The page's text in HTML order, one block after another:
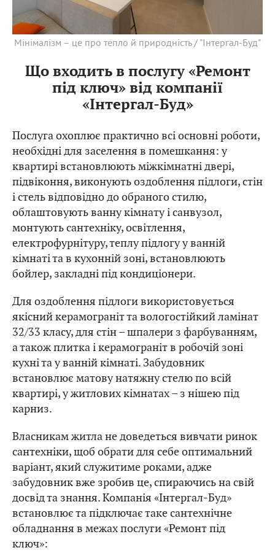
Мінімалізм – це про тепло й природність / "Інтергал-Буд"
Що входить в послугу «Ремонт
під ключ» від компанії
«Інтергал-Буд»
Послуга охоплює практично всі основні роботи,
необхідні для заселення в помешкання: у
квартирі встановлюють міжкімнатні двері,
підвіконня, виконують оздоблення підлоги, стін
і стель відповідно до обраного стилю,
облаштовують ванну кімнату і санвузол,
монтують сантехніку, освітлення,
електрофурнітуру, теплу підлогу у ванній
кімнаті та в кухонній зоні, встановлюють
бойлер, закладні під кондиціонери.
Для оздоблення підлоги використовується
якісний керамограніт та вологостійкий ламінат
32/33 класу, для стін – шпалери з фарбуванням,
а також плитка і керамограніт в робочій зоні
кухні та у ванній кімнаті. Забудовник
встановлює матову натяжну стелю по всій
квартирі, у житлових кімнатах – з нішею під
карниз.
Власникам житла не доведеться вивчати ринок
сантехніки, щоб обрати для себе оптимальний
варіант, який служитиме роками, адже
забудовник вже зробив це, спираючись на свій
досвід та знання. Компанія «Інтергал-Буд»
встановлює та підключає таке сантехнічне
обладнання в межах послуги «Ремонт під
ключ»: